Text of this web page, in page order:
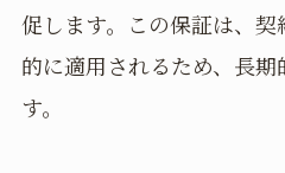
促します。この保証は、
的に適用されるため、長
す。